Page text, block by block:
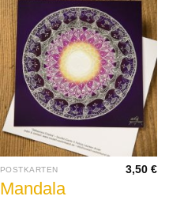
POSTKARTEN
Mandala
3,50€